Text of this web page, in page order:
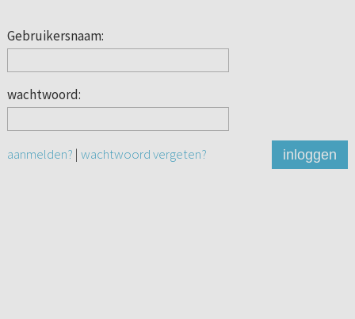
Gebruikersnaam:
wachtwoord:
aanmelden? | wachtwoord vergeten? inloggen